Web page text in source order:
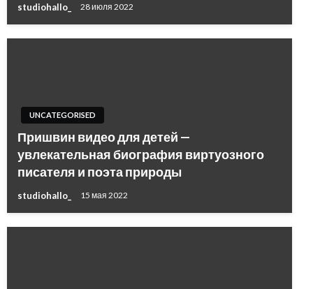
studiohallo_ 28 июля 2022
UNCATEGORISED
Пришвин видео для детей —
увлекательная биография виртуозного
писателя и поэта природы
studiohallo_ 15 мая 2022